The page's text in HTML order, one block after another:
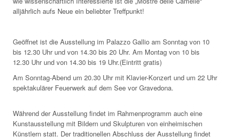
alljährlich aufs Neue ein beliebter Treffpunkt!
Geöffnet ist die Ausstellung im Palazzo Gallio am Sonntag von 10
bis 12.30 Uhr und von 14.30 bis 20 Uhr. Am Montag von 10 bis
12.30 Uhr und von 14.30 bis 19 Uhr.(Eintritt gratis)
Am Sonntag-Abend um 20.30 Uhr mit Klavier-Konzert und um 22 Uhr
spektakulärer Feuerwerk auf dem See vor Gravedona.
Während der Ausstellung findet im Rahmenprogramm auch eine
Kunstausstellung mit Bildern und Skulpturen von einheimischen
Künstlern statt. Der traditionellen Abschluss der Ausstellung findet